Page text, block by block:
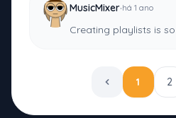
MusicMixer·há 1 ano
Creating playlists is
1 2